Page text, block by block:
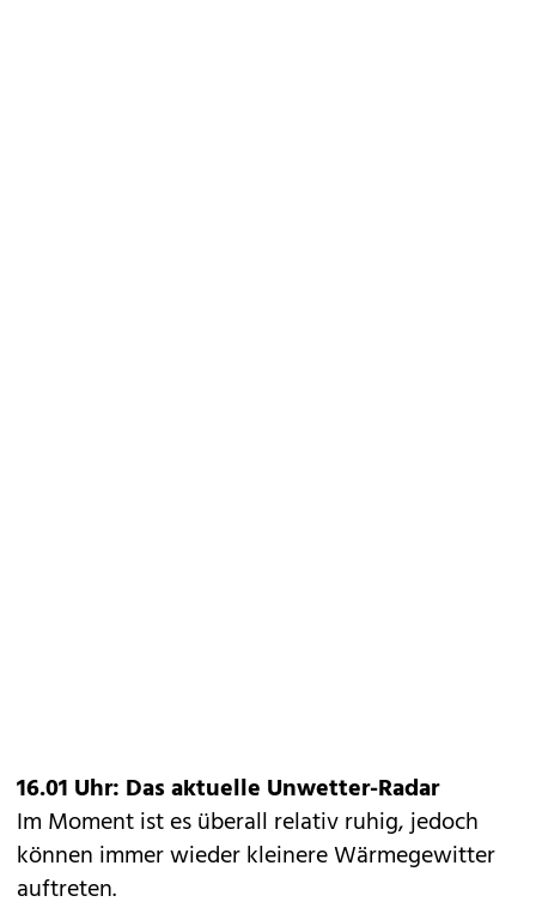
16.01 Uhr: Das aktuelle Unwetter-Radar
Im Moment ist es überall relativ ruhig, jedoch
können immer wieder kleinere Wärmegewitter
auftreten.